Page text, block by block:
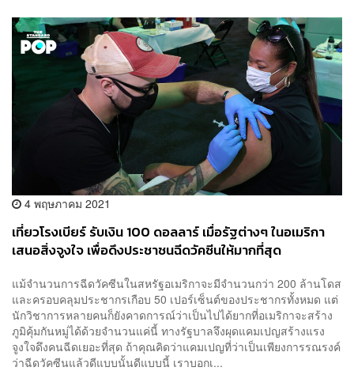
4 พฤษภาคม 2021
เที่ยวโรงเบียร์ รับเงิน 100 ดอลลาร์ เมื่อรัฐต่างๆ ในอเมริกา
เสนอสิ่งจูงใจ เพื่อดึงประชาชนฉีดวัคซีนให้มากที่สุด
แม้จำนวนการฉีดวัคซีนในสหรัฐอเมริกาจะมีจำนวนกว่า 200 ล้านโดส
และครอบคลุมประชากรเกือบ 50 เปอร์เซ็นต์ของประชากรทั้งหมด แต่
นักวิชาการหลายคนก็ยังคาดการณ์ว่าเป็นไปได้ยากที่อเมริกาจะสร้าง
ภูมิคุ้มกันหมู่ได้ด้วยจำนวนแค่นี้ ทางรัฐบาลจึงผุดแคมเปญสร้างแรง
จูงใจดึงคนฉีดเยอะที่สุด ถ้าคุณคิดว่าแคมเปญที่ว่าเป็นเพียงการรณรงค์
ว่าฉีดวัคซีนแล้วดีแบบนั้นดีแบบนี้ เราบอกเ...